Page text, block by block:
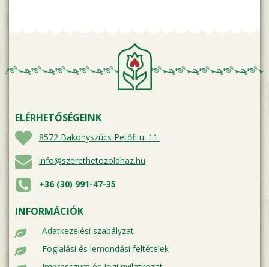
ELÉRHETŐSÉGEINK
8572 Bakonyszücs Petőfi u. 11.
info@szerethetozoldhaz.hu
+36 (30) 991-47-35
INFORMÁCIÓK
Adatkezelési szabályzat
Foglalási és lemondási feltételek